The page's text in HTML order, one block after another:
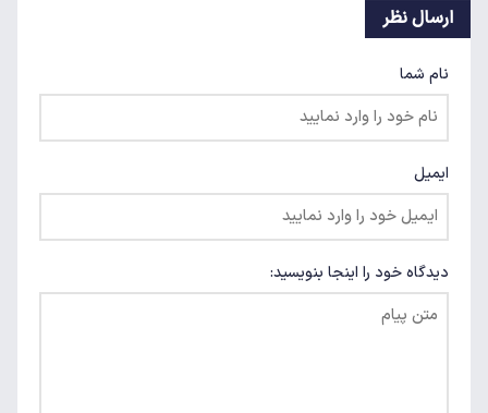
ارسال نظر
نام شما
ایمیل
دیدگاه خود را اینجا بنویسید: